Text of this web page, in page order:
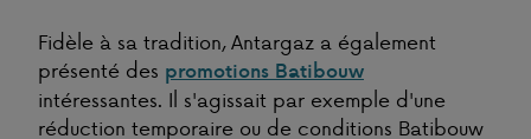
Fidèle à sa tradition, Antargaz a également
présenté des promotions Batibouw
intéressantes. Il s'agissait par exemple d'une
réduction temporaire ou de conditions Batibouw